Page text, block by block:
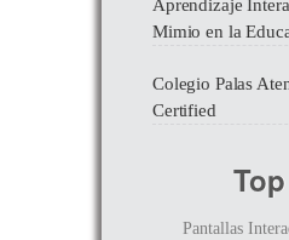
Aprendizaje
Mimio en la
Colegio Palas
Certified
Pantallas